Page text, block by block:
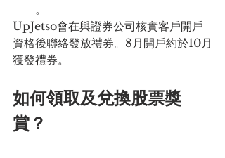
。
UpJetso會在與證券公司核實客戶開戶
資格後聯絡發放禮券。8月開戶約於10月
獲發禮券。
如何領取及兌換股票獎
賞？